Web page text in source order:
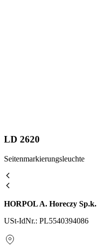
LD 2620
Seitenmarkierungsleuchte
HORPOL A. Horeczy Sp.k.
USt-IdNr.: PL5540394086